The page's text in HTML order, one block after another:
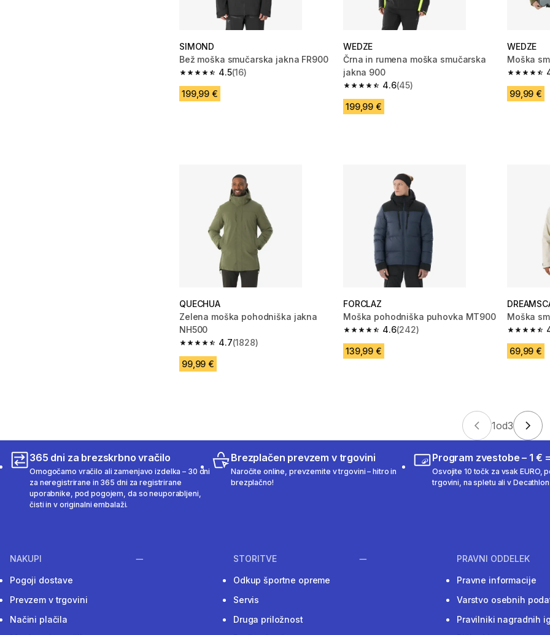
SIMOND
Bež moška smučarska jakna FR900
4.5
4.5 od 5 zvezdic from 16 ocene
(16)
199,99 €
WEDZE
Črna in rumena moška smučarska
jakna 900
4.6
4.6 od 5 zvezdic from 45 ocene
(45)
199,99 €
WEDZE
Moška
4.7 od 5
99,99 €
QUECHUA
Zelena moška pohodniška jakna
NH500
4.7
4.7 od 5 zvezdic from 1828 ocene
(1828)
99,99 €
FORCLAZ
Moška pohodniška puhovka MT900
4.6
4.6 od 5 zvezdic from 242 ocene
(242)
139,99 €
Moška
4.8 od 5
69,99 €
1od3
365 dni za brezskrbno vračilo
Omogočamo vračilo ali zamenjavo izdelka – 30 dni
za neregistrirane in 365 dni za registrirane
uporabnike, pod pogojem, da so neuporabljeni,
čisti in v originalni embalaži.
Brezplačen prevzem v trgovini
Naročite online, prevzemite v trgovini – hitro in
brezplačno!
Program zvestobe – 1 €
Osvojite 10 točk za vsak EURO,
trgovini, na spletu ali v
NAKUPI
Pogoji dostave
Prevzem v trgovini
Načini plačila
STORITVE
Odkup športne opreme
Servis
Druga priložnost
PRAVNI ODDELEK
Pravne informacije
Varstvo osebnih
Pravilniki nagradnih